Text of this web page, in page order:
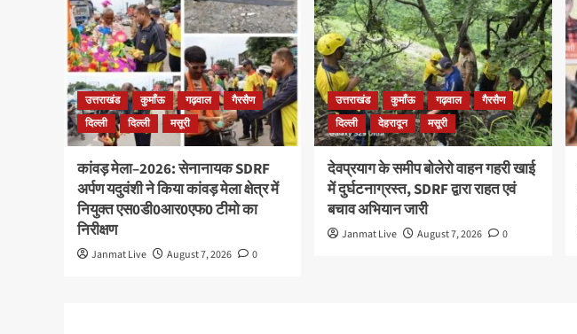
उत्तराखंड कुमाँऊ गढ़वाल
गैरसैण
दिल्ली
दिल्ली मसूरी
कांवड़ मेला–2026: सेनानायक SDRF
अर्पण यदुवंशी ने किया कांवड़ मेला क्षेत्र में
नियुक्त एस0डी0आर0एफ0 टीमो का
निरीक्षण
Janmat Live August 7, 2026 0
उत्तराखंड कुमाँऊ गढ़वाल
गैरसैण
दिल्ली
देहरादून मसूरी
देवप्रयाग के समीप बोलेरो वाहन गहरी खाई
में दुर्घटनाग्रस्त, SDRF द्वारा राहत एवं
बचाव अभियान जारी
Janmat Live August 7, 2026 0